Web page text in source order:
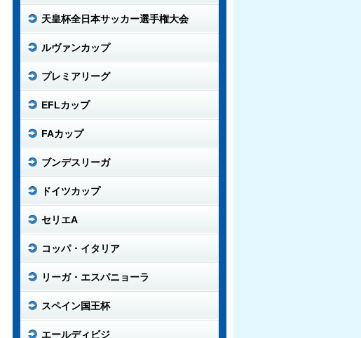
天皇杯全日本サッカー選手権大会
ルヴァンカップ
プレミアリーグ
EFLカップ
FAカップ
ブンデスリーガ
ドイツカップ
セリエA
コッパ・イタリア
リーガ・エスパニョーラ
スペイン国王杯
エールディビジ